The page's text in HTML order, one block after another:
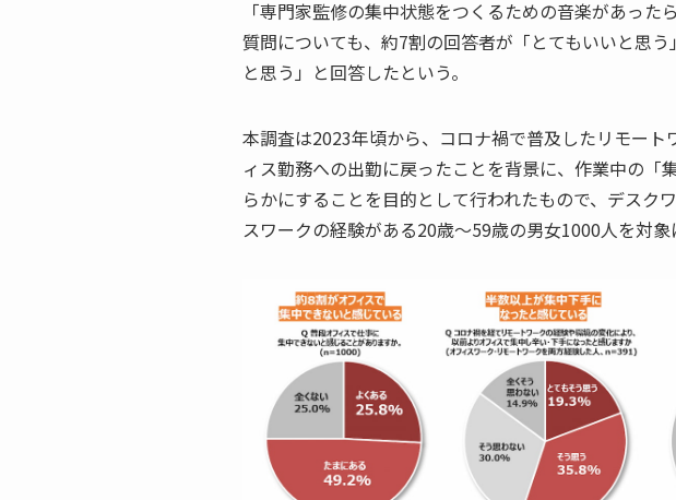
「専門家監修の集中状態をつくるための音楽があった
質問についても、約7割の回答者が「とてもいいと思
と思う」と回答したという。
本調査は2023年頃から、コロナ禍で普及したリモート
ィス勤務への出勤に戻ったことを背景に、作業中の「
らかにすることを目的として行われたもので、デスク
スワークの経験がある20歳〜59歳の男女1000人を対象